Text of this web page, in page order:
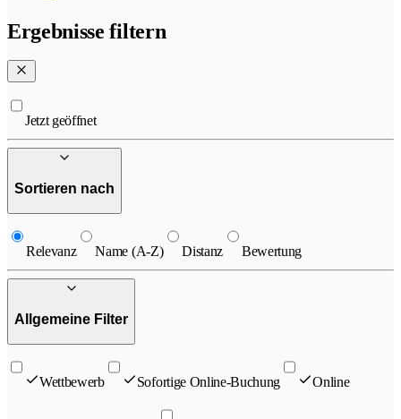
Ergebnisse filtern
Jetzt geöffnet
Sortieren nach
Relevanz Name (A-Z) Distanz Bewertung
Allgemeine Filter
Wettbewerb Sofortige Online-Buchung Online